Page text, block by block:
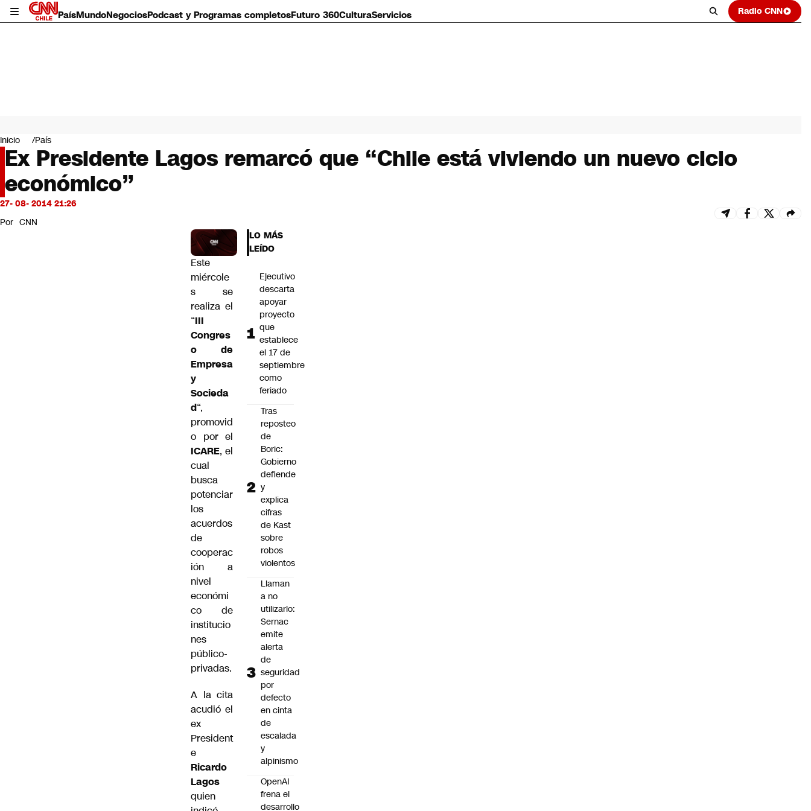
PaísMundoNegociosPodcast y Programas completosFuturo 360CulturaServicios Radio CNN
Mundo
Negocios
Deportes
Programas completos
Cultura
Servicios
Bits
CNN Data
Inicio País
Ex Presidente Lagos remarcó que “Chile está viviendo un nuevo ciclo
económico”
27- 08- 2014 21:26
Por CNN
Este
miércole
s se
realiza el
“III
Congres
o de
Empresa
y
Socieda
d“,
promovid
o por el
ICARE, el
cual
busca
potenciar
los
acuerdos
de
cooperac
ión a
nivel
económi
co de
institucio
nes
público-
privadas.
A la cita
acudió el
ex
President
e
Ricardo
Lagos
quien
LO MÁS
LEÍDO
Ejecutivo
descarta
apoyar
proyecto
que
establece
el 17 de
septiembre
como
feriado
Tras
reposteo
de
Boric:
Gobierno
defiende
y
explica
cifras
de Kast
sobre
robos
violentos
Llaman
a no
utilizarlo:
Sernac
emite
alerta
de
seguridad
por
defecto
en cinta
de
escalada
y
alpinismo
OpenAI
frena el
desarrollo